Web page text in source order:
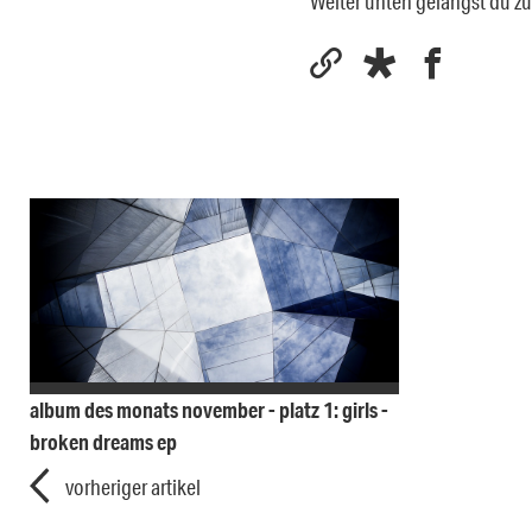
album des monats november - platz 1: girls -
broken dreams ep
vorheriger artikel